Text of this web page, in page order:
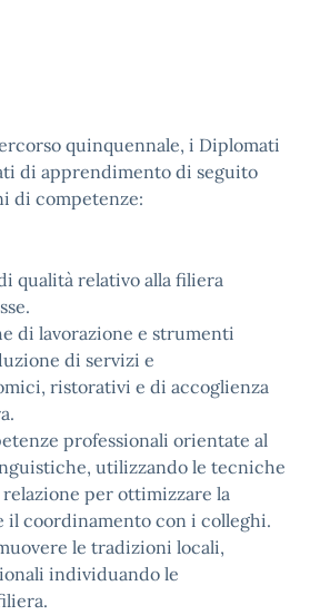
quinquennale, i Diplomati
di apprendimento di seguito
di competenze:
qualità relativo alla filiera
di lavorazione e strumenti
di servizi e
ristorativi e di accoglienza
professionali orientate al
utilizzando le tecniche
per ottimizzare la
il coordinamento con i colleghi.
le tradizioni locali,
individuando le